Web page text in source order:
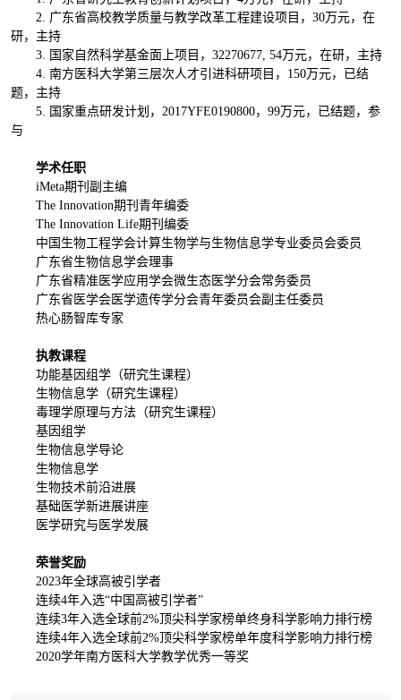
2. 广东省高校教学质量与教学改革工程建设项目，30万元，在
研，主持
3. 国家自然科学基金面上项目，32270677, 54万元，在研，主持
4. 南方医科大学第三层次人才引进科研项目，150万元，已结
题，主持
5. 国家重点研发计划，2017YFE0190800，99万元，已结题，参
与
学术任职
iMeta期刊副主编
The Innovation期刊青年编委
The Innovation Life期刊编委
中国生物工程学会计算生物学与生物信息学专业委员会委员
广东省生物信息学会理事
广东省精准医学应用学会微生态医学分会常务委员
广东省医学会医学遗传学分会青年委员会副主任委员
热心肠智库专家
执教课程
功能基因组学（研究生课程）
生物信息学（研究生课程）
毒理学原理与方法（研究生课程）
基因组学
生物信息学导论
生物信息学
生物技术前沿进展
基础医学新进展讲座
医学研究与医学发展
荣誉奖励
2023年全球高被引学者
连续4年入选“中国高被引学者”
连续3年入选全球前2%顶尖科学家榜单终身科学影响力排行榜
连续4年入选全球前2%顶尖科学家榜单年度科学影响力排行榜
2020学年南方医科大学教学优秀一等奖